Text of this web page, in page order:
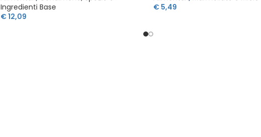
Ingredienti Base
€12,09
€ 5,49